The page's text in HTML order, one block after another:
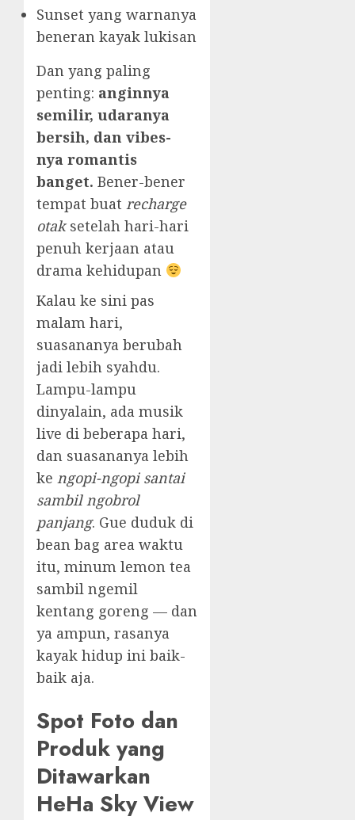
Sunset yang warnanya
beneran kayak lukisan
Dan yang paling
penting: anginnya
semilir, udaranya
bersih, dan vibes-
nya romantis
banget. Bener-bener
tempat buat recharge
otaksetelah hari-hari
penuh kerjaan atau
drama kehidupan
Kalau ke sini pas
malam hari,
suasananya berubah
jadi lebih syahdu.
Lampu-lampu
dinyalain, ada musik
live di beberapa hari,
dan suasananya lebih
ke ngopi-ngopi santai
sambil ngobrol
panjang. Gue duduk di
bean bag area waktu
itu, minum lemon tea
sambil ngemil
kentang goreng — dan
ya ampun, rasanya
kayak hidup ini baik-
baik aja.
Spot Foto dan
Produk yang
Ditawarkan
HeHa Sky View